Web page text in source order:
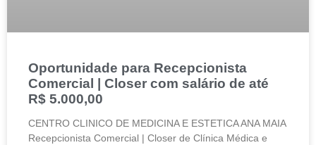
Oportunidade para Recepcionista
Comercial | Closer com salário de até
R$ 5.000,00
CENTRO CLINICO DE MEDICINA E ESTETICA ANA MAIA
Recepcionista Comercial | Closer de Clínica Médica e